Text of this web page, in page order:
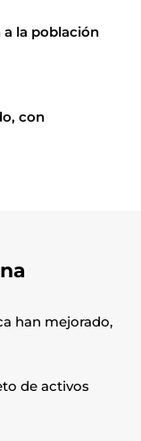
la población
con
han mejorado,
de activos